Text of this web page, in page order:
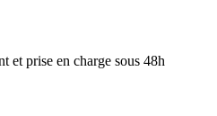
et prise en charge sous 48h